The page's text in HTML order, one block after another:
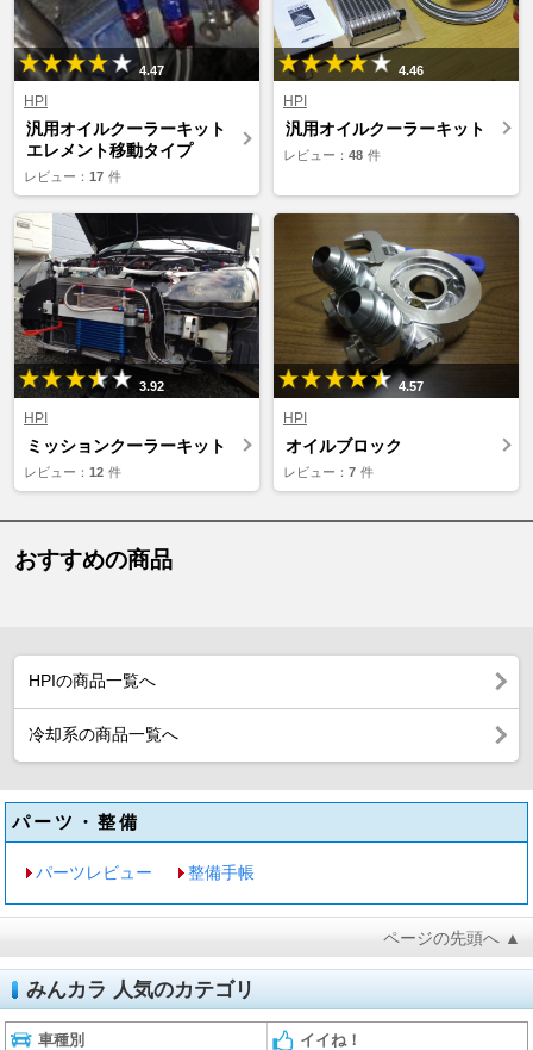
4.47
HPI
汎用オイルクーラーキット
エレメント移動タイプ
レビュー： 17 件
4.46
HPI
汎用オイルクーラーキット
レビュー： 48 件
3.92
HPI
ミッションクーラーキット
レビュー： 12 件
4.57
HPI
オイルブロック
レビュー： 7 件
おすすめの商品
HPIの商品一覧へ
冷却系の商品一覧へ
パーツ・整備
パーツレビュー 整備手帳
ページの先頭へ ▲
みんカラ 人気のカテゴリ
車種別 イイね！